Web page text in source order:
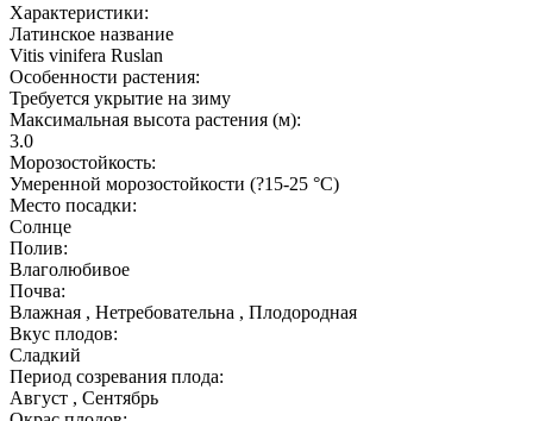
Характеристики:
Латинское название
Vitis vinifera Ruslan
Особенности растения:
Требуется укрытие на зиму
Максимальная высота растения (м):
3.0
Морозостойкость:
Умеренной морозостойкости (?15-25 °С)
Место посадки:
Солнце
Полив:
Влаголюбивое
Почва:
Влажная , Нетребовательна , Плодородная
Вкус плодов:
Сладкий
Период созревания плода:
Август , Сентябрь